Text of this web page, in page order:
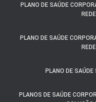
PLANO DE SAÚDE
PLANO DE SAÚDE
PLANO DE
PLANOS DE SAÚDE